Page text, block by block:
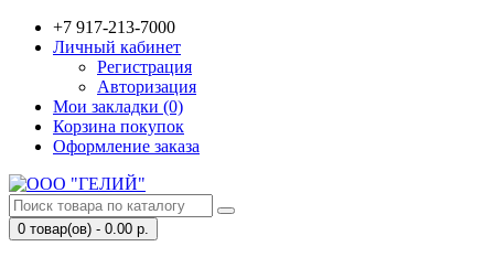
+7 917-213-7000
Личный кабинет
Регистрация
Авторизация
Мои закладки (0)
Корзина покупок
Оформление заказа
0 товар(ов) - 0.00 р.